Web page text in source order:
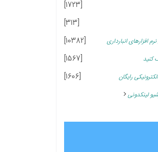
[1723]
[313]
افزارهای انبارداری [10382]
[1567]
رایگان [1606]
لینکدونی